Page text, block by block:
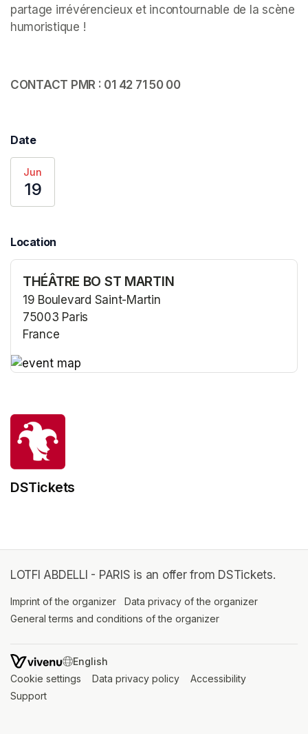
partage irrévérencieux et incontournable de la scène
humoristique !
CONTACT PMR : 01 42 71 50 00
Date
Jun
19
Location
THÉÂTRE BO ST MARTIN
19 Boulevard Saint-Martin
75003 Paris
France
DSTickets
LOTFI ABDELLI - PARIS is an offer from DSTickets.
Imprint of the organizer (opens in a new tab)
Data privacy of the organizer
General terms and conditions of the organizer
SWITCH LANGUAGE
Cookie settings (opens in a new tab)
Data privacy policy (opens in a new tab)
Accessibility
Support